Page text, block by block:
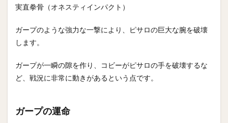
実直拳骨（オネスティインパクト）
ガープのような強力な一撃により、ピサロの巨大な腕を破壊
します。
ガープが一瞬の隙を作り、コビーがピサロの手を破壊するな
ど、戦況に非常に動きがあるという点です。
ガープの運命